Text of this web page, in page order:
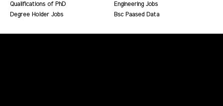
Qualifications of PhD
Engineering Jobs
Degree Holder Jobs
Bsc Paased Data